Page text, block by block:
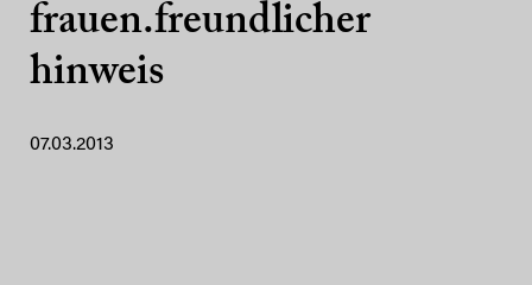
frauen.freundlicher
hinweis
07.03.2013